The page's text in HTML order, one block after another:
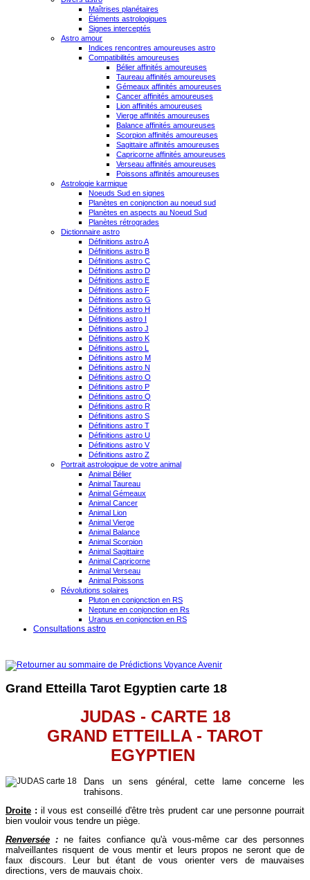
Maîtrises planétaires
Éléments astrologiques
Signes interceptés
Astro amour
Indices rencontres amoureuses astro
Compatibilités amoureuses
Bélier affinités amoureuses
Taureau affinités amoureuses
Gémeaux affinités amoureuses
Cancer affinités amoureuses
Lion affinités amoureuses
Vierge affinités amoureuses
Balance affinités amoureuses
Scorpion affinités amoureuses
Sagittaire affinités amoureuses
Capricorne affinités amoureuses
Verseau affinités amoureuses
Poissons affinités amoureuses
Astrologie karmique
Noeuds Sud en signes
Planètes en conjonction au noeud sud
Planètes en aspects au Noeud Sud
Planètes rétrogrades
Dictionnaire astro
Définitions astro A
Définitions astro B
Définitions astro C
Définitions astro D
Définitions astro E
Définitions astro F
Définitions astro G
Définitions astro H
Définitions astro I
Définitions astro J
Définitions astro K
Définitions astro L
Définitions astro M
Définitions astro N
Définitions astro O
Définitions astro P
Définitions astro Q
Définitions astro R
Définitions astro S
Définitions astro T
Définitions astro U
Définitions astro V
Définitions astro Z
Portrait astrologique de votre animal
Animal Bélier
Animal Taureau
Animal Gémeaux
Animal Cancer
Animal Lion
Animal Vierge
Animal Balance
Animal Scorpion
Animal Sagittaire
Animal Capricorne
Animal Verseau
Animal Poissons
Révolutions solaires
Pluton en conjonction en RS
Neptune en conjonction en Rs
Uranus en conjonction en RS
Consultations astro
Grand Etteilla Tarot Egyptien carte 18
JUDAS - CARTE 18
GRAND ETTEILLA - TAROT
EGYPTIEN
Dans un sens général, cette lame concerne les
trahisons.
Droite : il vous est conseillé d'être très prudent car une personne pourrait
bien vouloir vous tendre un piège.
Renversée : ne faites confiance qu'à vous-même car des personnes
malveillantes risquent de vous mentir et leurs propos ne seront que de
faux discours. Leur but étant de vous orienter vers de mauvaises
directions, vers de mauvais choix.